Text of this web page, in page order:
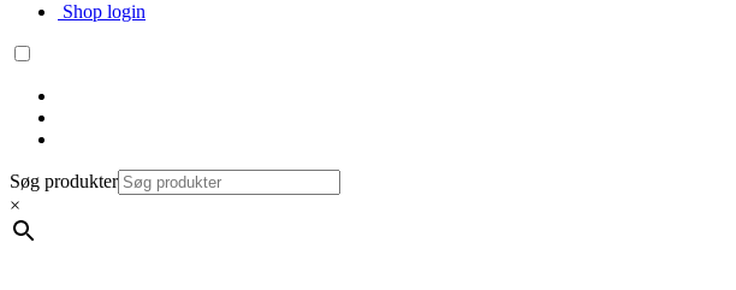
Shop login
Søg produkter
×